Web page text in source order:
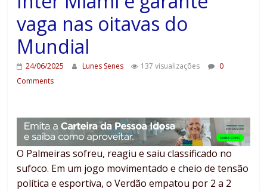
vaga nas oitavas do
Mundial
24/06/2025 Lunes Senes 137 visualizações
0
Comments
O Palmeiras sofreu, reagiu e saiu classificado no
sufoco. Em um jogo movimentado e cheio de tensão
política e esportiva, o Verdão empatou por 2 a 2